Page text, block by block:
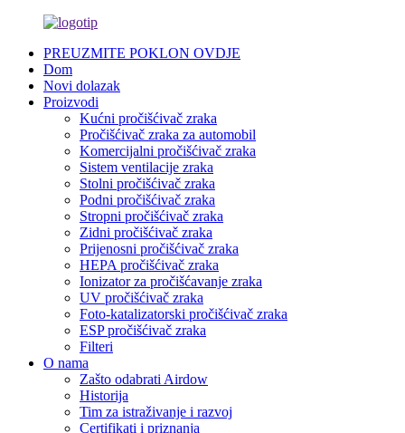
PREUZMITE POKLON OVDJE
Dom
Novi dolazak
Proizvodi
Kućni pročišćivač zraka
Pročišćivač zraka za automobil
Komercijalni pročišćivač zraka
Sistem ventilacije zraka
Stolni pročišćivač zraka
Podni pročišćivač zraka
Stropni pročišćivač zraka
Zidni pročišćivač zraka
Prijenosni pročišćivač zraka
HEPA pročišćivač zraka
Ionizator za pročišćavanje zraka
UV pročišćivač zraka
Foto-katalizatorski pročišćivač zraka
ESP pročišćivač zraka
Filteri
O nama
Zašto odabrati Airdow
Historija
Tim za istraživanje i razvoj
Certifikati i priznanja